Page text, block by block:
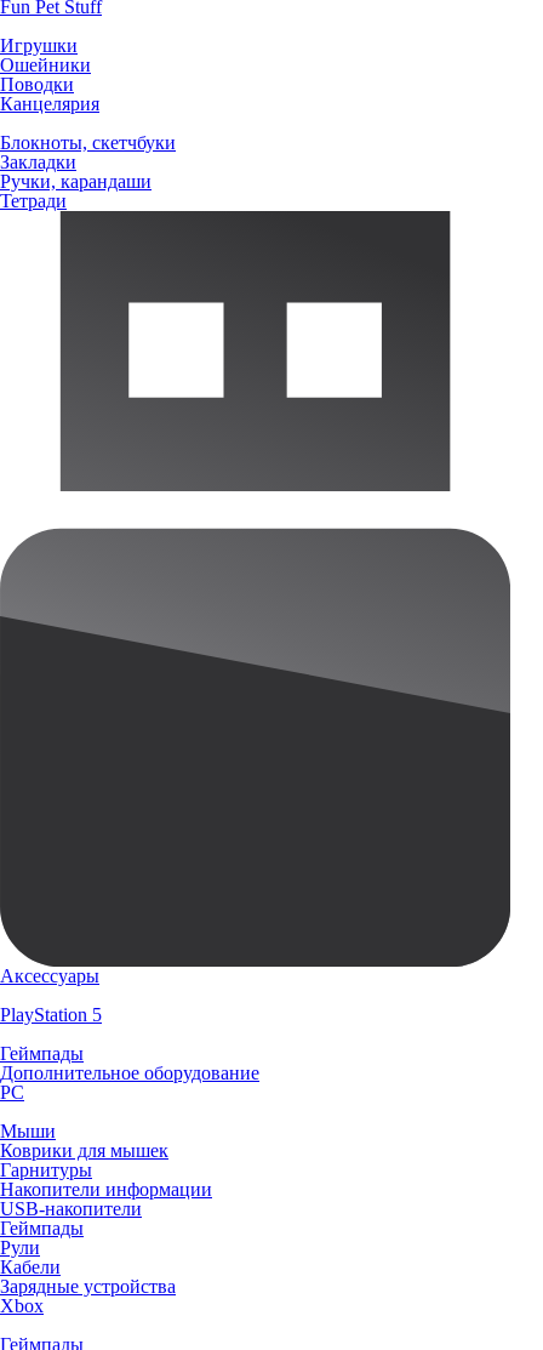
Fun Pet Stuff
Игрушки
Ошейники
Поводки
Канцелярия
Блокноты, скетчбуки
Закладки
Ручки, карандаши
Тетради
Аксессуары
PlayStation 5
Геймпады
Дополнительное оборудование
PC
Мыши
Коврики для мышек
Гарнитуры
Накопители информации
USB-накопители
Геймпады
Рули
Кабели
Зарядные устройства
Xbox
Геймпады